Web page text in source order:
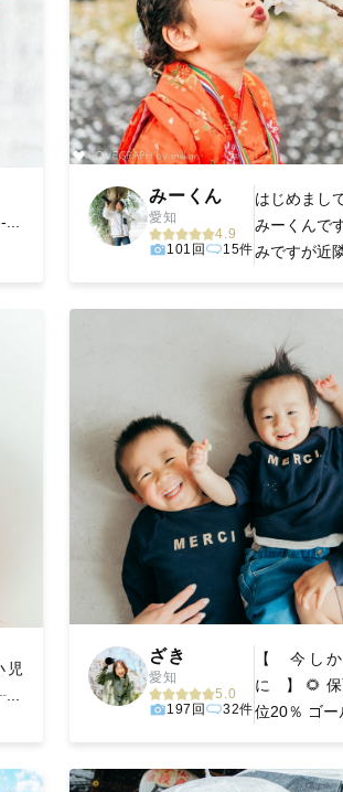
...
みーくん
愛知
4.9
101回
15件
はじめまし
みーくんで
みですが近
児
ざき
愛知
5.0
197回
32件
【 今し
に 】 🌻 保
位20％ ゴー